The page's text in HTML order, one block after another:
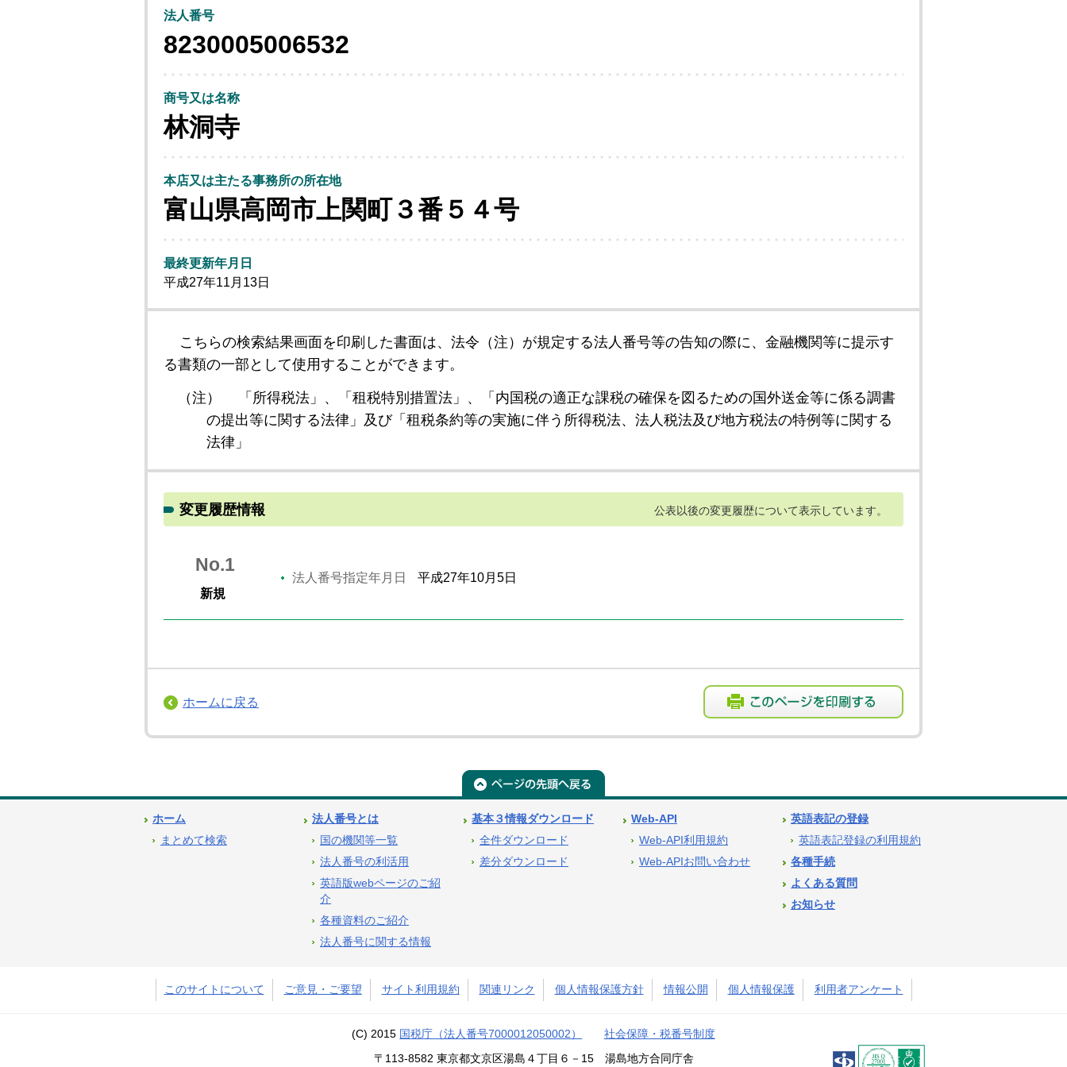
法人番号
8230005006532
商号又は名称
林洞寺
本店又は主たる事務所の所在地
富山県高岡市上関町３番５４号
最終更新年月日
平成27年11月13日
こちらの検索結果画面を印刷した書面は、法令（注）が規定する法人番号等の告知の際に、金融機関等に提示す
る書類の一部として使用することができます。
（注）
「所得税法」、「租税特別措置法」、「内国税の適正な課税の確保を図るための国外送金等に係る調書
の提出等に関する法律」及び「租税条約等の実施に伴う所得税法、法人税法及び地方税法の特例等に関する
法律」
変更履歴情報 公表以後の変更履歴について表示しています。
No.1
新規
法人番号指定年月日 平成27年10月5日
ホームに戻る
ホーム
まとめて検索
法人番号とは
国の機関等一覧
法人番号の利活用
英語版webページのご紹
介
各種資料のご紹介
法人番号に関する情報
基本３情報ダウンロード
全件ダウンロード
差分ダウンロード
Web-API
Web-API利用規約
Web-APIお問い合わせ
英語表記の登録
英語表記登録の利用規約
各種手続
よくある質問
お知らせ
このサイトについて ご意見・ご要望 サイト利用規約 関連リンク 個人情報保護方針 情報公開 個人情報保護 利用者アンケート
(C) 2015 国税庁（法人番号7000012050002） 社会保障・税番号制度
〒113-8582 東京都文京区湯島４丁目６－15 湯島地方合同庁舎